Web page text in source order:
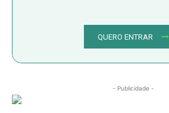
QUERO ENTRAR
- Publicidade -